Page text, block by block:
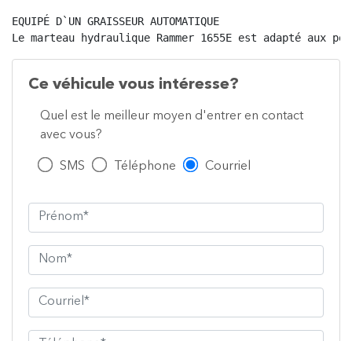
EQUIPÉ D`UN GRAISSEUR AUTOMATIQUE
Le marteau hydraulique Rammer 1655E est adapté
Ce véhicule vous intéresse?
Quel est le meilleur moyen d'entrer en contact
avec vous?
SMS Téléphone Courriel